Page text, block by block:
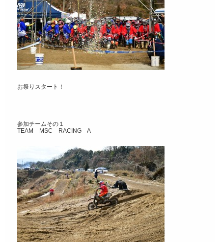
お祭りスタート！
参加チームその１
TEAM MSC RACING A